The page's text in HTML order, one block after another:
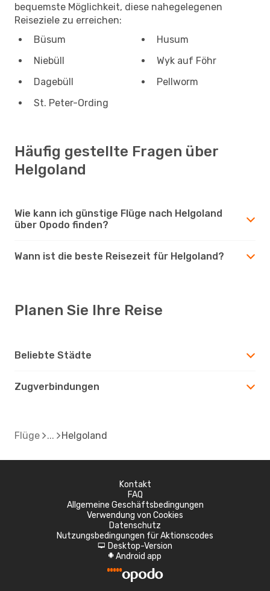
bequemste Möglichkeit, diese nahegelegenen
Reiseziele zu erreichen:
Büsum
Husum
Niebüll
Wyk auf Föhr
Dagebüll
Pellworm
St. Peter-Ording
Häufig gestellte Fragen über
Helgoland
Wie kann ich günstige Flüge nach Helgoland
über Opodo finden?
Wann ist die beste Reisezeit für Helgoland?
Planen Sie Ihre Reise
Beliebte Städte
Zugverbindungen
Flüge Helgoland
Kontakt
FAQ
Allgemeine Geschäftsbedingungen
Verwendung von Cookies
Datenschutz
Nutzungsbedingungen für Aktionscodes
d Desktop-Version
A Android app